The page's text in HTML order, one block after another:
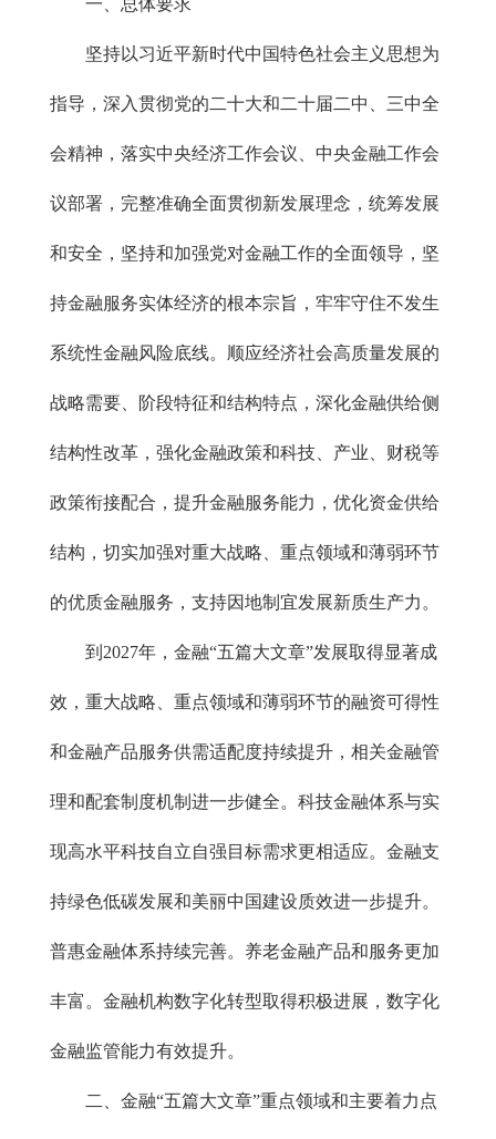
坚持以习近平新时代中国特色社会主义思想为
指导，深入贯彻党的二十大和二十届二中、三中全
会精神，落实中央经济工作会议、中央金融工作会
议部署，完整准确全面贯彻新发展理念，统筹发展
和安全，坚持和加强党对金融工作的全面领导，坚
持金融服务实体经济的根本宗旨，牢牢守住不发生
系统性金融风险底线。顺应经济社会高质量发展的
战略需要、阶段特征和结构特点，深化金融供给侧
结构性改革，强化金融政策和科技、产业、财税等
政策衔接配合，提升金融服务能力，优化资金供给
结构，切实加强对重大战略、重点领域和薄弱环节
的优质金融服务，支持因地制宜发展新质生产力。
到2027年，金融“五篇大文章”发展取得显著成
效，重大战略、重点领域和薄弱环节的融资可得性
和金融产品服务供需适配度持续提升，相关金融管
理和配套制度机制进一步健全。科技金融体系与实
现高水平科技自立自强目标需求更相适应。金融支
持绿色低碳发展和美丽中国建设质效进一步提升。
普惠金融体系持续完善。养老金融产品和服务更加
丰富。金融机构数字化转型取得积极进展，数字化
金融监管能力有效提升。
二、金融“五篇大文章”重点领域和主要着力点